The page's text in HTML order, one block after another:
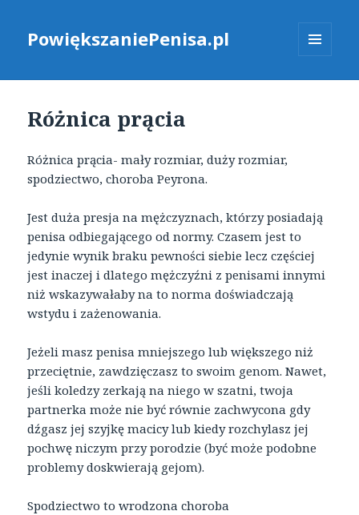
PowiększaniePenisa.pl
Różnica prącia
Różnica prącia- mały rozmiar, duży rozmiar,
spodziectwo, choroba Peyrona.
Jest duża presja na mężczyznach, którzy posiadają
penisa odbiegającego od normy. Czasem jest to
jedynie wynik braku pewności siebie lecz częściej
jest inaczej i dlatego mężczyźni z penisami innymi
niż wskazywałaby na to norma doświadczają
wstydu i zażenowania.
Jeżeli masz penisa mniejszego lub większego niż
przeciętnie, zawdzięczasz to swoim genom. Nawet,
jeśli koledzy zerkają na niego w szatni, twoja
partnerka może nie być równie zachwycona gdy
dźgasz jej szyjkę macicy lub kiedy rozchylasz jej
pochwę niczym przy porodzie (być może podobne
problemy doskwierają gejom).
Spodziectwo to wrodzona choroba